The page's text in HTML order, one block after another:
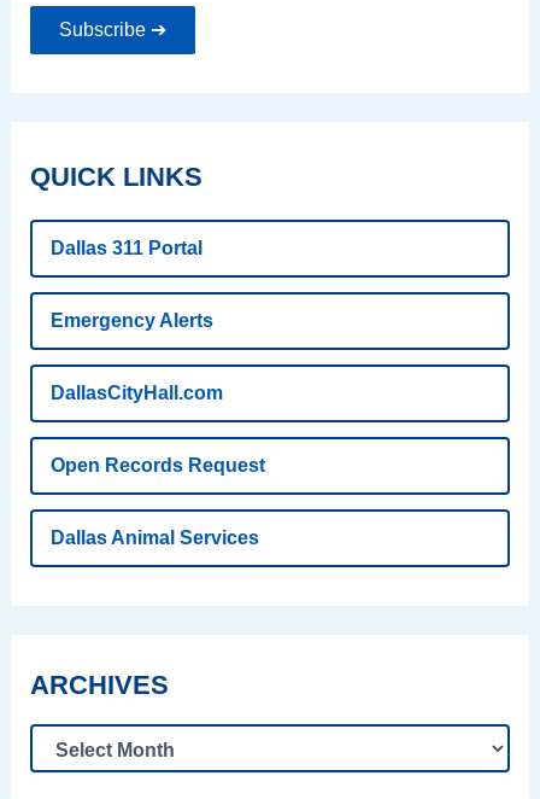
Subscribe ➔
QUICK LINKS
Dallas 311 Portal
Emergency Alerts
DallasCityHall.com
Open Records Request
Dallas Animal Services
ARCHIVES